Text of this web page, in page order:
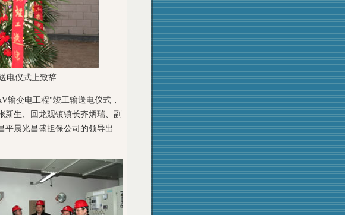
电仪式上致辞
输变电工程"竣工输送电仪式，
新生、回龙观镇镇长齐炳瑞、副
平晨光昌盛担保公司的领导出